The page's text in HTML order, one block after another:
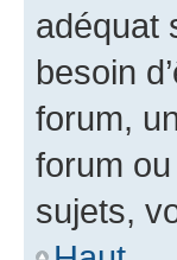
adéquat
besoin
forum,
forum
sujets,